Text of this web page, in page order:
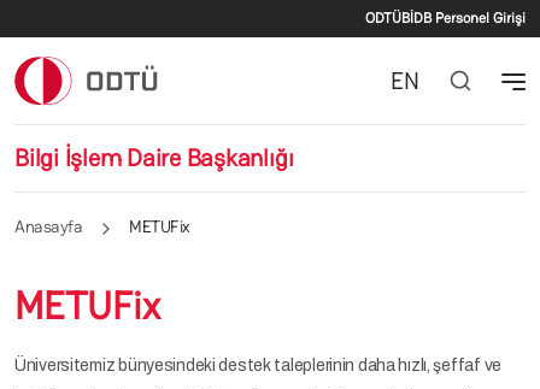
İkincil
ODTÜBİDB Personel Girişi
Bilgi İşlem Daire Başkanlığı
EN
Anasayfa METUFix
METUFix
Üniversitemiz bünyesindeki destek taleplerinin daha hızlı, şeffaf ve